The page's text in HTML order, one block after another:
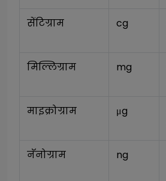
सेंटिग्राम cg
मिल्लिग्राम mg
माइक्रोग्राम μg
नॅनोग्राम ng